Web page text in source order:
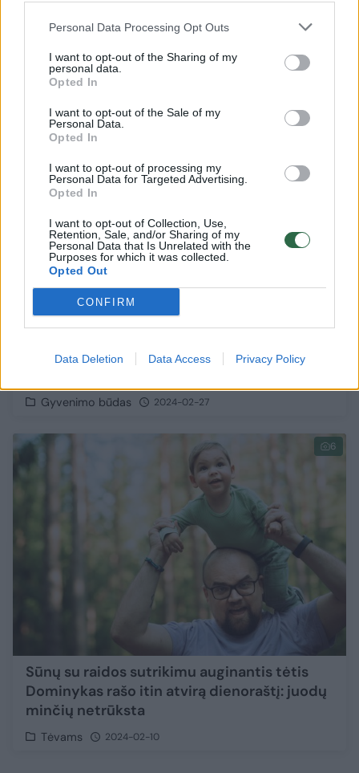
Personal Data Processing Opt Outs
I want to opt-out of the Sharing of my
personal data.
Opted In
I want to opt-out of the Sale of my
Personal Data.
Opted In
I want to opt-out of processing my
Personal Data for Targeted Advertising.
Opted In
I want to opt-out of Collection, Use,
Retention, Sale, and/or Sharing of my
Personal Data that Is Unrelated with the
Purposes for which it was collected.
Opted Out
CONFIRM
Data Deletion Data Access Privacy Policy
sukrėtė jo ištarti žodžiai
Gyvenimo būdas
negalia, išgyveno košmarą: nebeturi kur
Gyvenimo būdas 2024-02-27
6
Sūnų su raidos sutrikimu auginantis tėtis
Dominykas rašo itin atvirą dienoraštį: juodų
minčių netrūksta
Tėvams 2024-02-10